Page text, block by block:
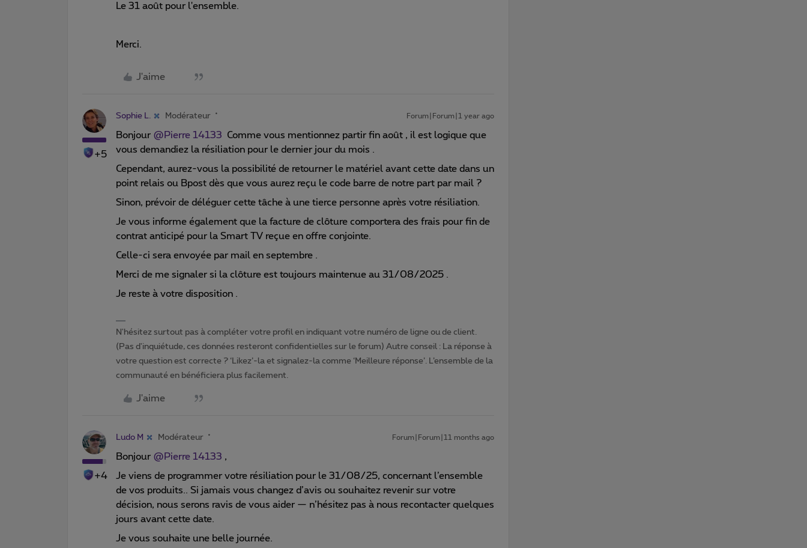
Le 31 août pour l'ensemble.
Merci.
J'aime
+5
Sophie L. Modérateur Forum|Forum|1 year ago
Bonjour ​ @Pierre 14133 Comme vous mentionnez partir fin août , il est logique que
vous demandiez la résiliation pour le dernier jour du mois .
Cependant, aurez-vous la possibilité de retourner le matériel avant cette date dans un
point relais ou Bpost dès que vous aurez reçu le code barre de notre part par mail ?
Sinon, prévoir de déléguer cette tâche à une tierce personne après votre résiliation.
Je vous informe également que la facture de clôture comportera des frais pour fin de
contrat anticipé pour la Smart TV reçue en offre conjointe.
Celle-ci sera envoyée par mail en septembre .
Merci de me signaler si la clôture est toujours maintenue au 31/08/2025 .
Je reste à votre disposition .
N'hésitez surtout pas à compléter votre profil en indiquant votre numéro de ligne ou de client.
(Pas d'inquiétude, ces données resteront confidentielles sur le forum) Autre conseil : La réponse à
votre question est correcte ? ‘Likez’-la et signalez-la comme ‘Meilleure réponse’. L’ensemble de la
communauté en bénéficiera plus facilement.
J'aime
+4
Ludo M Modérateur Forum|Forum|11 months ago
Bonjour ​ @Pierre 14133 ,
Je viens de programmer votre résiliation pour le 31/08/25, concernant l’ensemble
de vos produits.. Si jamais vous changez d’avis ou souhaitez revenir sur votre
décision, nous serons ravis de vous aider — n’hésitez pas à nous recontacter quelques
jours avant cette date.
Je vous souhaite une belle journée.